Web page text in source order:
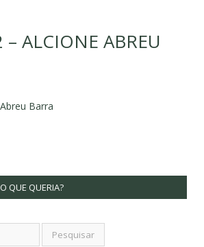
ALCIONE ABREU
Barra
QUE QUERIA?